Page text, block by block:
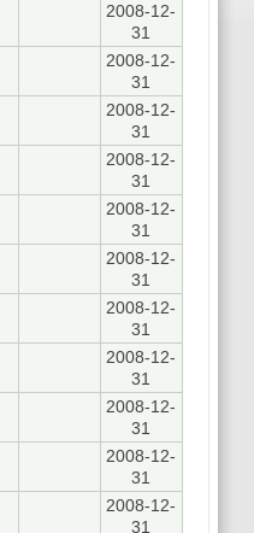
2008-12-
31
2008-12-
31
2008-12-
31
2008-12-
31
2008-12-
31
2008-12-
31
2008-12-
31
2008-12-
31
2008-12-
31
2008-12-
31
2008-12-
31